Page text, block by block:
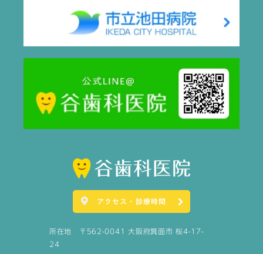
アクセス・診療時間
所在地 〒562-0041 大阪府箕面市 桜4-17-
24